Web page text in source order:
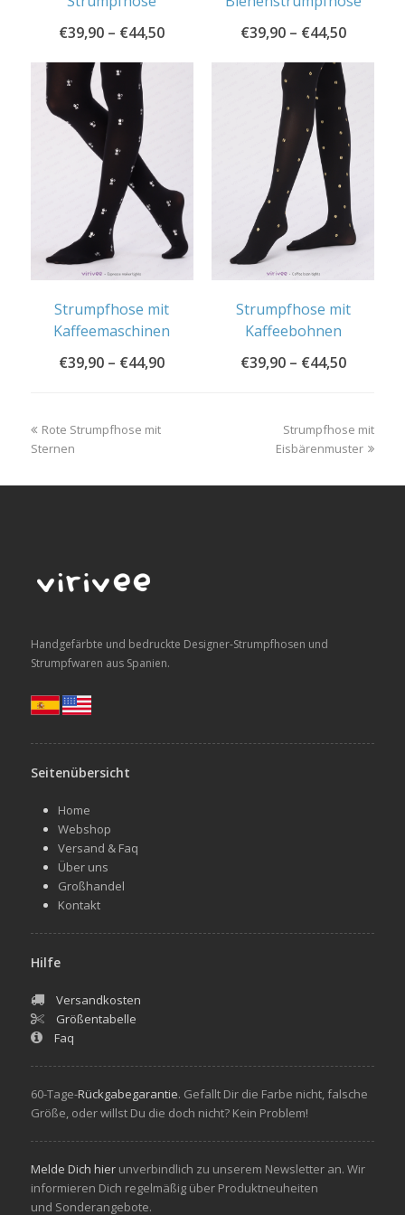
€39,90 – €44,50
€39,90– €44,50
Strumpfhose mit
Kaffeemaschinen
€39,90 – €44,90
Strumpfhose mit
Kaffeebohnen
€39,90– €44,50
previous
post:
Rote Strumpfhose mit
Sternen
next
post:
Strumpfhose mit
Eisbärenmuster
Handgefärbte und bedruckte Designer-Strumpfhosen und
Strumpfwaren aus Spanien.
Seitenübersicht
Home
Webshop
Versand & Faq
Über uns
Großhandel
Kontakt
Hilfe
Versandkosten
Größentabelle
Faq
60-Tage-Rückgabegarantie. Gefallt Dir die Farbe nicht, falsche
Größe, oder willst Du die doch nicht? Kein Problem!
Melde Dich hierunverbindlich zu unserem Newsletter an. Wir
informieren Dich regelmäßig über Produktneuheiten
und Sonderangebote.